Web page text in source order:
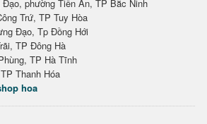
Đạo, phường Tiền An, TP Bắc Ninh
Trứ, TP Tuy Hòa
Đạo, Tp Đồng Hới
TP Đông Hà
TP Hà Tĩnh
Thanh Hóa
hoa